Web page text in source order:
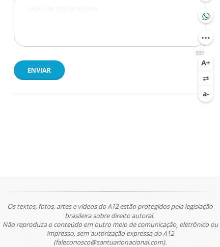
500
ENVIAR
Os textos, fotos, artes e vídeos do A12 estão protegidos pela legislação
brasileira sobre direito autoral.
Não reproduza o conteúdo em outro meio de comunicação, eletrônico ou
impresso, sem autorização expressa do A12
(faleconosco@santuarionacional.com).